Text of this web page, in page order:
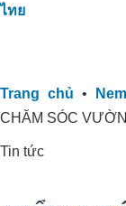
ไทย
Trang chủ •
CHĂM SÓC
Tin tức